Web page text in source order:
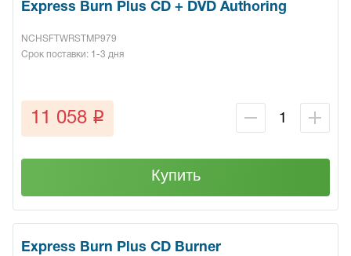
Express Burn Plus CD + DVD Authoring
NCHSFTWRSTMP979
Срок поставки: 1-3 дня
11 058 q
Купить
Express Burn Plus CD Burner